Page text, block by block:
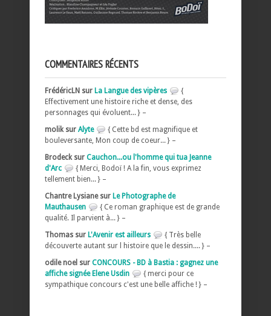
COMMENTAIRES RÉCENTS
FrédéricLN sur La Langue des vipères
{
Effectivement une histoire riche et dense, des
personnages qui évoluent... } –
molik sur Alyte
{ Cette bd est magnifique et
bouleversante, Mon coup de coeur... } –
Brodeck sur Cauchon...ou l'homme qui tua Jeanne
d'Arc
{ Merci, Bodoï ! A la fin, vous exprimez
tellement bien... } –
Chantre Lysiane sur Le Photographe de
Mauthausen
{ Ce roman graphique est de grande
qualité. Il parvient à... } –
Thomas sur L'Avenir est ailleurs
{ Très belle
découverte autant sur l histoire que le dessin.... } –
odile noel sur CONCOURS - BD à Bastia : gagnez une
affiche signée Elene Usdin
{ merci pour ce
sympathique concours c'est une belle affiche ! } –